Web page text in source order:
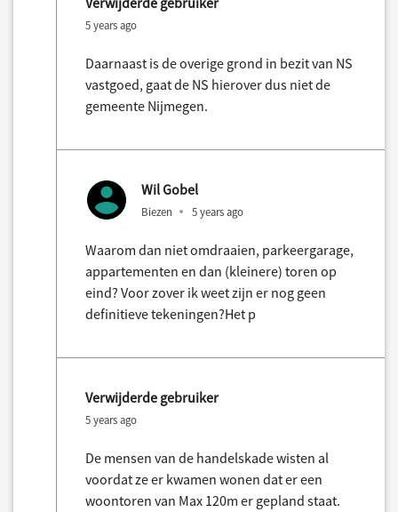
5 years ago
Daarnaast is de overige grond in bezit van NS
vastgoed, gaat de NS hierover dus niet de
gemeente Nijmegen.
Wil Gobel
Biezen 5 years ago
Waarom dan niet omdraaien, parkeergarage,
appartementen en dan (kleinere) toren op
eind? Voor zover ik weet zijn er nog geen
definitieve tekeningen?Het p
Verwijderde gebruiker
5 years ago
De mensen van de handelskade wisten al
voordat ze er kwamen wonen dat er een
woontoren van Max 120m er gepland staat.